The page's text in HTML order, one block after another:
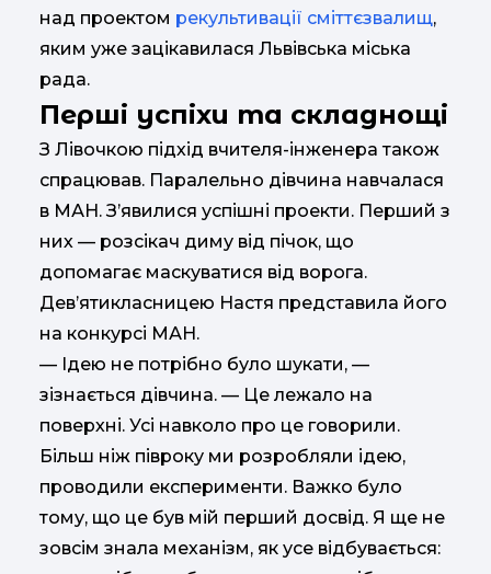
над проектом рекультивації сміттєзвалищ,
яким уже зацікавилася Львівська міська
рада.
Перші успіхи та складнощі
З Лівочкою підхід вчителя-інженера також
спрацював. Паралельно дівчина навчалася
в МАН. З’явилися успішні проекти. Перший з
них — розсікач диму від пічок, що
допомагає маскуватися від ворога.
Дев’ятикласницею Настя представила його
на конкурсі МАН.
— Ідею не потрібно було шукати, —
зізнається дівчина. — Це лежало на
поверхні. Усі навколо про це говорили.
Більш ніж півроку ми розробляли ідею,
проводили експерименти. Важко було
тому, що це був мій перший досвід. Я ще не
зовсім знала механізм, як усе відбувається: